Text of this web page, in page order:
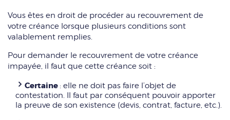
Vous êtes en droit de procéder au recouvrement de
votre créance lorsque plusieurs conditions sont
valablement remplies.
Pour demander le recouvrement de votre créance
impayée, il faut que cette créance soit :
Certaine : elle ne doit pas faire l’objet de
contestation. Il faut par conséquent pouvoir apporter
la preuve de son existence (devis, contrat, facture, etc.).